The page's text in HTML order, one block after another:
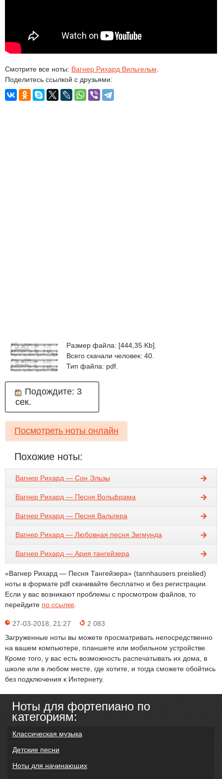
Смотрите все ноты: Вагнер Рихард Вильгельм
Поделитесь ссылкой с друзьями:
Размер файла: [444,35 Kb].
Всего скачали человек: 40.
Тип файла: pdf.
Подождите: 3
сек.
Посмотреть ноты онлайн
Похожие ноты:
Вагнер Рихард — Сон Эльзы
Вагнер Рихард — Песня Вольфрама
Вагнер Рихард — Песня Вальтера
Вагнер Рихард — Любовная песня Зигмунда
Вагнер Рихард — Ария тангейзера
«Вагнер Рихард — Песня Тангейзера» (tannhausers preislied)
ноты в формате pdf скачивайте бесплатно и без регистрации.
Если у вас возникают проблемы с просмотром файлов, то
перейдите по ссылке
27-03-2018, 21:27
2 083
Загруженные ноты вы можете просматривать непосредственно
на вашем компьютере, планшете или мобильном устройстве.
Кроме того, у вас есть возможность распечатывать их дома, в
школе или в любом месте, где хотите, и тогда сможете обойтись
без подключения к Интернету.
Ноты для фортепиано по
категориям:
Классическая музыка
Детские песни
Ноты для начинающих